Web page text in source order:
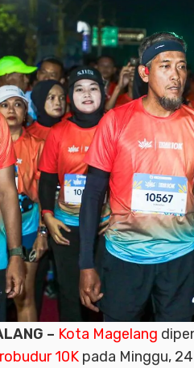
– Kota Magelang
10K pada Minggu,